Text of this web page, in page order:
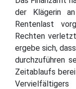
der Klägerin
Rentenlast
Rechten
ergebe sich,
durchzuführen
Zeitablaufs